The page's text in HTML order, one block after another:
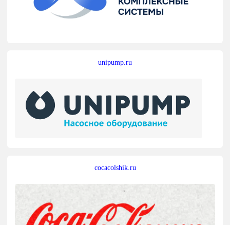
unipump.ru
cocacolshik.ru